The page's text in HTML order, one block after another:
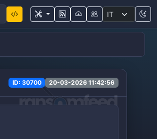
ID: 30700 20-03-2026 11:42:56